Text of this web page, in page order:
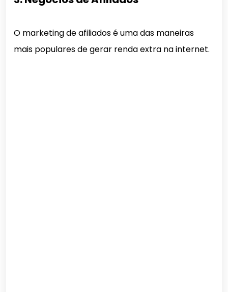
O marketing de afiliados é uma das maneiras
mais populares de gerar renda extra na internet.